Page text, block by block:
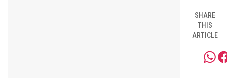
SHARE
THIS
ARTICLE